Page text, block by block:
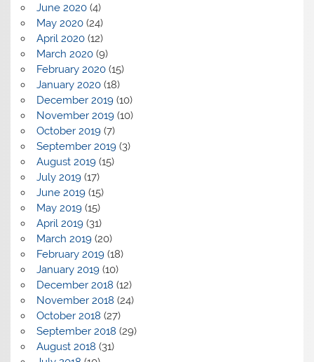
June 2020(4)
May 2020(24)
April 2020(12)
March 2020(9)
February 2020(15)
January 2020(18)
December 2019(10)
November 2019(10)
October 2019(7)
September 2019(3)
August 2019(15)
July 2019(17)
June 2019(15)
May 2019(15)
April 2019(31)
March 2019(20)
February 2019(18)
January 2019(10)
December 2018 (12)
November 2018 (24)
October 2018 (27)
September 2018 (29)
August 2018 (31)